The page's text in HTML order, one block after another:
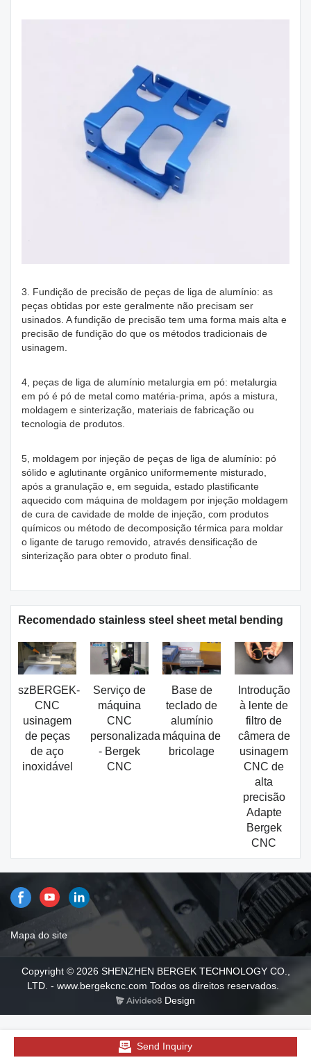
3. Fundição de precisão de peças de liga de alumínio: as
peças obtidas por este geralmente não precisam ser
usinados. A fundição de precisão tem uma forma mais alta e
precisão de fundição do que os métodos tradicionais de
usinagem.
4, peças de liga de alumínio metalurgia em pó: metalurgia
em pó é pó de metal como matéria-prima, após a mistura,
moldagem e sinterização, materiais de fabricação ou
tecnologia de produtos.
5, moldagem por injeção de peças de liga de alumínio: pó
sólido e aglutinante orgânico uniformemente misturado,
após a granulação e, em seguida, estado plastificante
aquecido com máquina de moldagem por injeção moldagem
de cura de cavidade de molde de injeção, com produtos
químicos ou método de decomposição térmica para moldar
o ligante de tarugo removido, através densificação de
sinterização para obter o produto final.
Recomendado stainless steel sheet metal bending
szBERGEK-
CNC
usinagem
de peças
de aço
inoxidável
Serviço de
máquina
CNC
personalizada
- Bergek
CNC
Base de
teclado de
alumínio
máquina de
bricolage
Introdução
à lente de
filtro de
câmera de
usinagem
CNC de
alta
precisão
Adapte
Bergek
CNC
Mapa do site
Copyright © 2026 SHENZHEN BERGEK TECHNOLOGY CO.,
LTD. - www.bergekcnc.com Todos os direitos reservados.
Design
Send Inquiry